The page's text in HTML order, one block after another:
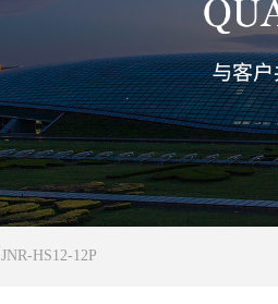
JNR-HS12-12P